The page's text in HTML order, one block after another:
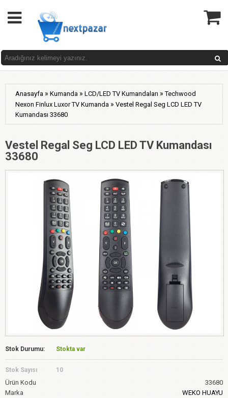
Anasayfa » Kumanda » LCD/LED TV Kumandaları » Techwood
Nexon Finlux Luxor TV Kumanda » Vestel Regal Seg LCD LED TV
Kumandası 33680
Vestel Regal Seg LCD LED TV Kumandası
33680
Stok Durumu: Stokta var
Stok Sayısı 10
Ürün Kodu
33680
Marka
WEKO HUAYU